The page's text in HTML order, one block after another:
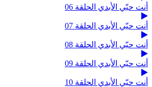
أنت حبّي الأبدي الحلقة 06
أنت حبّي الأبدي الحلقة 07
أنت حبّي الأبدي الحلقة 08
أنت حبّي الأبدي الحلقة 09
أنت حبّي الأبدي الحلقة 10